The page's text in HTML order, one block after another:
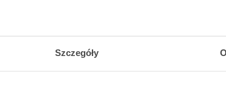
Szczegóły